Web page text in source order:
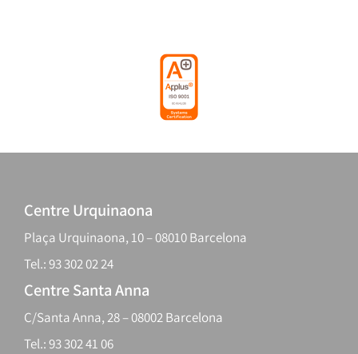
Centre Urquinaona
Plaça Urquinaona, 10 – 08010 Barcelona
Tel.: 93 302 02 24
Centre Santa Anna
C/Santa Anna, 28 – 08002 Barcelona
Tel.: 93 302 41 06